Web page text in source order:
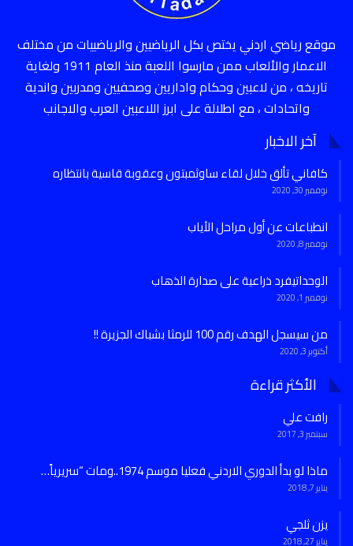
موقع رياضي اردني يختص بكل الرياضيين والرياضييات من مختلف
الاعمار والألعاب ممن مارسوا اللعبة منذ العام 1911 ولغاية
تاريخه ، من لاعبين وحكام واداريين وصحفيين ومدربين واندية
واتحادات ، مع اطلالة على ابرز اللاعبين العرب والاجانب
آخر الاخبار
كافاني تألق خلال لقاء ساوثمبتون وعقوبة قاسية بانتظاره
نوفمبر 30, 2020
انطباعات عن أول مراحل الأياب
نوفمبر 8, 2020
الوحداتيفرد ذراعية على صدارة الذهاب
نوفمبر 1, 2020
من سيسجل الهدف رقم 100 للرمثا بشباك الجزيرة !!
أكتوبر 3, 2020
الأكثر قراءة
رافت علي
سبتمبر 3, 2017
ماذا لو بدأ الدوري الاردني فعليا موسم 1974..ومات “سريرياً…
يناير 7, 2018
يزن ثلجي
يناير 27, 2018